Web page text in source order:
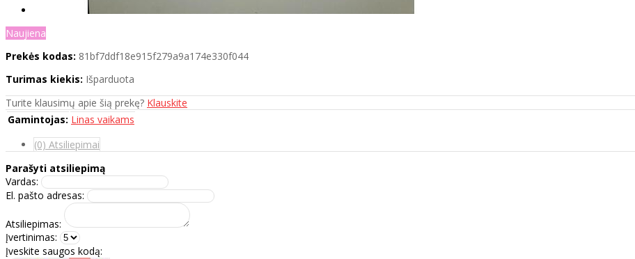
Naujiena
Prekės kodas: 81bf7ddf18e915f279a9a174e330f044
Turimas kiekis: Išparduota
Turite klausimų apie šią prekę? Klauskite
Gamintojas: Linas vaikams
(0) Atsiliepimai
Parašyti atsiliepimą
Vardas:
El. pašto adresas:
Atsiliepimas:
Įvertinimas:
Įveskite saugos kodą: